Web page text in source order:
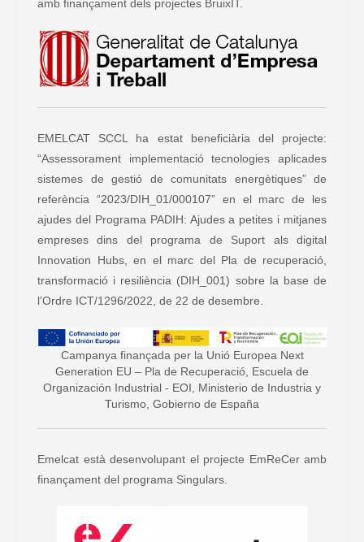
amb finançament dels projectes BruixIT.
EMELCAT SCCL ha estat beneficiària del projecte:
“Assessorament implementació tecnologies aplicades
sistemes de gestió de comunitats energètiques” de
referència “2023/DIH_01/000107” en el marc de les
ajudes del Programa PADIH: Ajudes a petites i mitjanes
empreses dins del programa de Suport als digital
Innovation Hubs, en el marc del Pla de recuperació,
transformació i resiliència (DIH_001) sobre la base de
l'Ordre ICT/1296/2022, de 22 de desembre.
Campanya finançada per la Unió Europea Next
Generation EU – Pla de Recuperació, Escuela de
Organización Industrial - EOI, Ministerio de Industria y
Turismo, Gobierno de España
Emelcat està desenvolupant el projecte EmReCer amb
finançament del programa Singulars.